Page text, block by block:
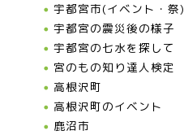
宇都宮市(イベント・祭)
宇都宮の震災後の様子
宇都宮の七水を探して
宮のもの知り達人検定
高根沢町
高根沢町のイベント
鹿沼市